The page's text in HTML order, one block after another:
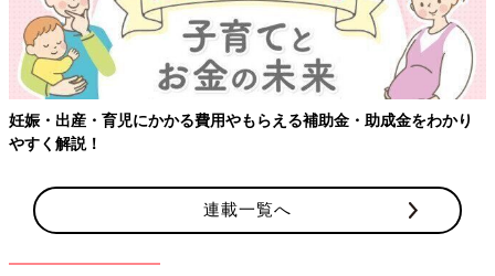
妊娠・出産・育児にかかる費用やもらえる補助金・助成金をわかり
やすく解説！
連載一覧へ